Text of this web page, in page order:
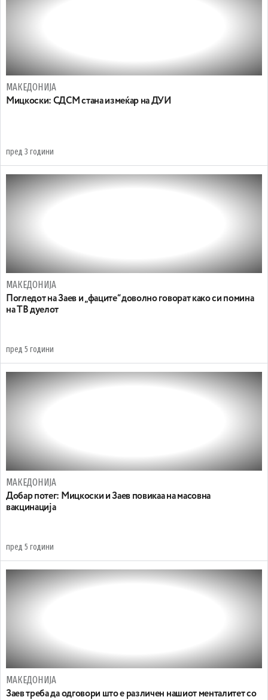
МАКЕДОНИЈА
Мицкоски: СДСМ стана измеќар на ДУИ
пред 3 години
МАКЕДОНИЈА
Погледот на Заев и „фаците“ доволно говорат како си помина
на ТВ дуелот
пред 5 години
МАКЕДОНИЈА
Добар потег: Mицкоски и Заев повикаа на масовна
вакцинација
пред 5 години
МАКЕДОНИЈА
Заев треба да одговори што е различен нашиот менталитет со